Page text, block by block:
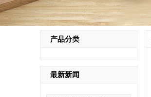
产品分类
最新新闻